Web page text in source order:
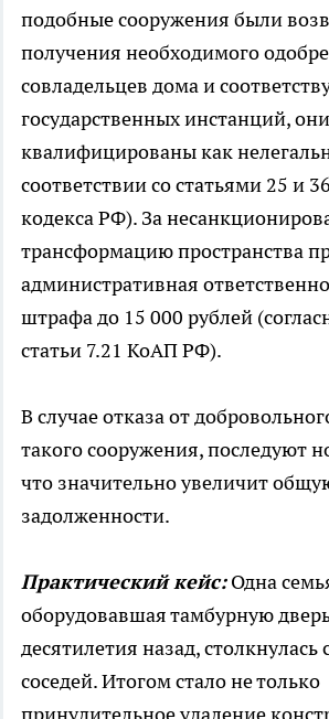
подобные сооружения были
получения необходимого
совладельцев дома и
государственных инстанций,
квалифицированы как
соответствии со статьями 25 и
кодекса РФ). За
трансформацию пространства
административная
штрафа до 15 000 рублей
статьи 7.21 КоАП РФ).
В случае отказа от
такого сооружения, последуют
что значительно увеличит
задолженности.
Практический кейс:Одна
оборудовавшая тамбурную
десятилетия назад, столкнулась
соседей. Итогом стало не только
принудительное удаление